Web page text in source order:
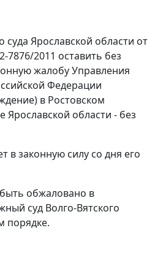
Ярославской области от
7876/2011 оставить без
жалобу Управления
Федерации
в Ростовском
области - без
в законную силу со дня его
обжаловано в
суд Волго-Вятского
порядке.